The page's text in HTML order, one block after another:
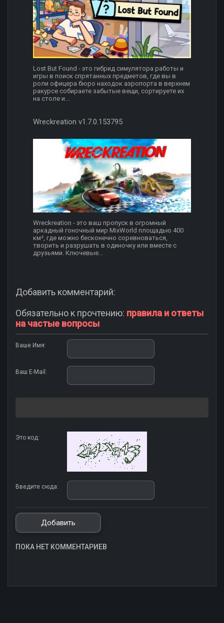
Lost But Found - это гибрид симулятора работы и
игры в поиск спрятанных предметов, где вы в
роли офицера бюро находок аэропорта в верхнем
ракурсе собираете забытые вещи, сортируете их
на столе и...
Wreckreation v1.7.0.153795
Wreckreation - это ваш пропуск в огромный
аркадный гоночный мир MixWorld площадью 400
км², где можно бесконечно соревноваться,
творить и разрушать в одиночку или вместе с
друзьями. Ключевые...
Добавить комментарий:
Обязательно к прочтению: правила и ответы
на частые вопросы
Ваше Имя:
Ваш E-Mail:
Это код:
Введите сюда:
ПОКА НЕТ КОММЕНТАРИЕВ